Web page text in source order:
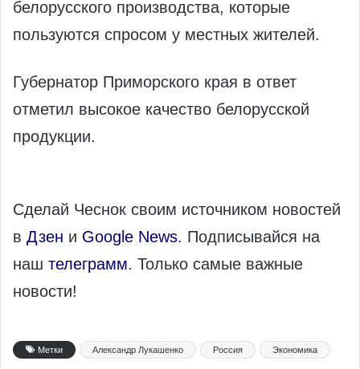
белорусского производства, которые
пользуются спросом у местных жителей.
Губернатор Приморского края в ответ
отметил высокое качество белорусской
продукции.
Сделай Чеснок своим источником новостей
в Дзен и Google News. Подписывайся на
наш телеграмм. Только самые важные
новости!
Метки Александр Лукашенко Россия Экономика